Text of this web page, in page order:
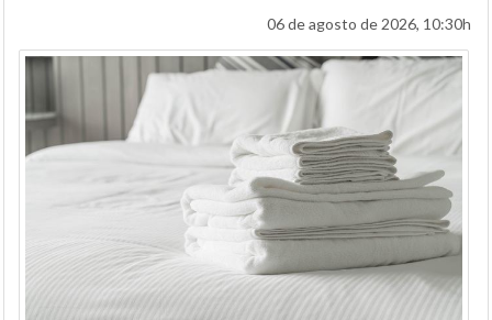
06 de agosto de 2026, 10:30h